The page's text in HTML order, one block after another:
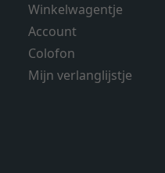
Winkelwagentje
Account
Colofon
Mijn verlanglijstje